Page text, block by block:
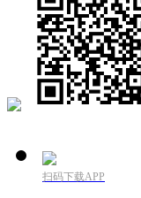
扫码下载APP